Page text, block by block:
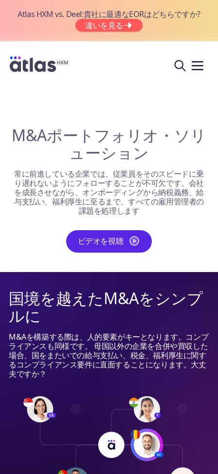
Atlas HXM vs. Deel:貴社に最適なEORはどちらですか?
違いを見る
M&Aポートフォリオ・ソリ
ューション
常に前進している企業では、従業員をそのスピードに乗
り遅れないようにフォローすることが不可欠です。会社
を成長させながら、オンボーディングから納税義務、給
与支払い、福利厚生に至るまで、すべての雇用管理者の
課題を処理します
ビデオを視聴
国境を越えたM&Aをシンプ
ルに
M&Aを構築する際は、人的要素がキーとなります。コンプ
ライアンスも同様です。 母国以外の企業を合併や買収した
場合、国をまたいでの給与支払い、税金、福利厚生に関す
るコンプライアンス要件に直面することになります。大丈
夫ですか？